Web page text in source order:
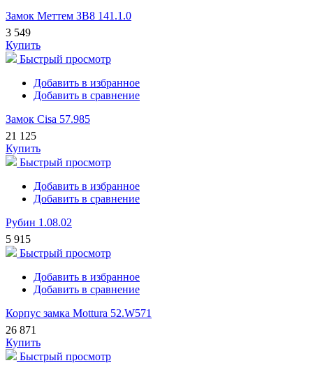
Замок Меттем ЗВ8 141.1.0
3 549
Купить
Быстрый просмотр
Добавить в избранное
Добавить в сравнение
Замок Cisa 57.985
21 125
Купить
Быстрый просмотр
Добавить в избранное
Добавить в сравнение
Рубин 1.08.02
5 915
Быстрый просмотр
Добавить в избранное
Добавить в сравнение
Корпус замка Mottura 52.W571
26 871
Купить
Быстрый просмотр